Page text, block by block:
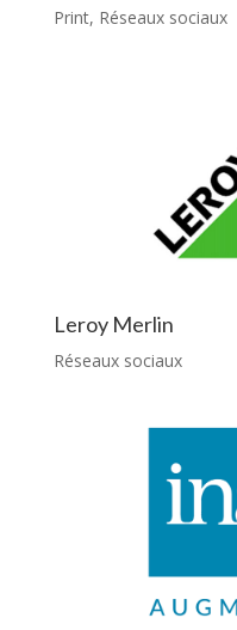
Print, Réseaux sociaux
Leroy Merlin
Réseaux sociaux